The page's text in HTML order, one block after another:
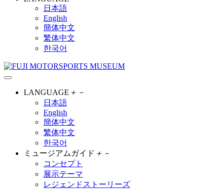
日本語
English
簡体中文
繁体中文
한국어
LANGUAGE ＋ －
日本語
English
簡体中文
繁体中文
한국어
ミュージアムガイド ＋ －
コンセプト
展示テーマ
レジェンドストーリーズ